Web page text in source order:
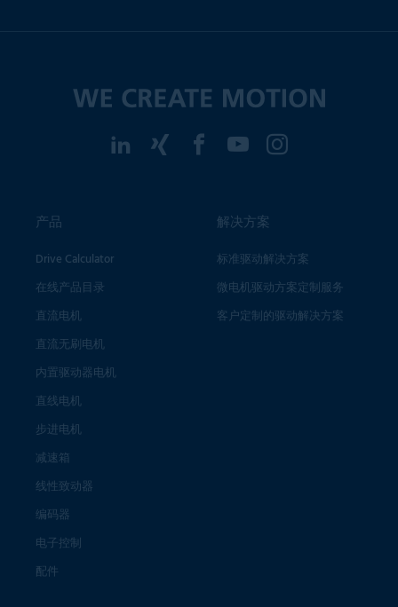
产品
Drive Calculator
在线产品目录
直流电机
直流无刷电机
内置驱动器电机
直线电机
步进电机
减速箱
线性致动器
编码器
电子控制
配件
解决方案
标准驱动解决方案
微电机驱动方案定制服务
客户定制的驱动解决方案